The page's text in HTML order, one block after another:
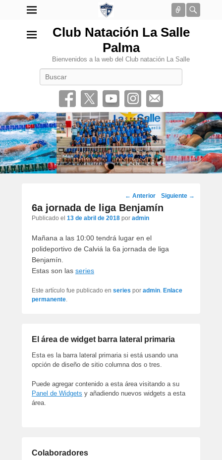
Conectar
Club Natación La Salle
Palma
Bienvenidos a la web del Club natación La Salle
•
Navegación
por
los
← Anterior Siguiente →
6a jornada de liga Benjamín
Publicado el 13 de abril de 2018 por admin
Mañana a las 10:00 tendrá lugar en el
polideportivo de Calviá la 6a jornada de liga
Benjamín.
Estas son las series
Este artículo fue publicado en series por admin. Enlace
permanente.
El área de widget barra lateral primaria
Esta es la barra lateral primaria si está usando una
opción de diseño de sitio columna dos o tres.
Puede agregar contenido a esta área visitando a su
Panel de Widgets y añadiendo nuevos widgets a esta
área.
Colaboradores